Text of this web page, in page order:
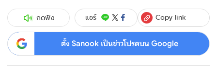
กดฟัง แชร์ Copy link
ตั้ง Sanook เป็นข่าวโปรดบน Google